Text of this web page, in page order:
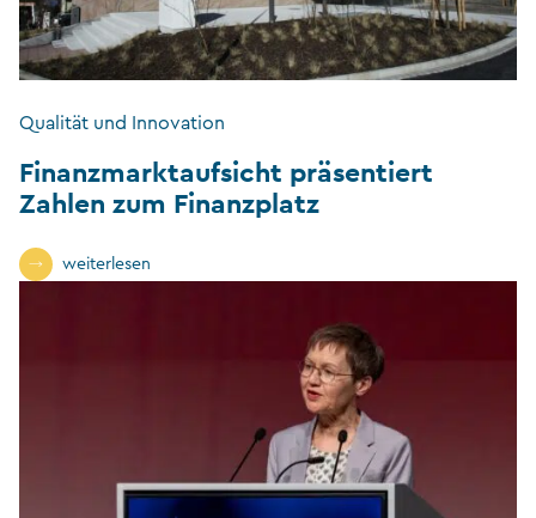
Qualität und Innovation
Finanzmarktaufsicht präsentiert
Zahlen zum Finanzplatz
weiterlesen